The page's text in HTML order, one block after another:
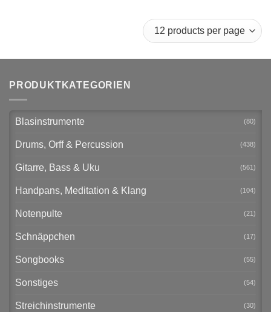
PRODUKTKATEGORIEN
Blasinstrumente (80)
Drums, Orff & Percussion (438)
Gitarre, Bass & Uku (561)
Handpans, Meditation & Klang (104)
Notenpulte (21)
Schnäppchen (17)
Songbooks (55)
Sonstiges (54)
Streichinstrumente (30)